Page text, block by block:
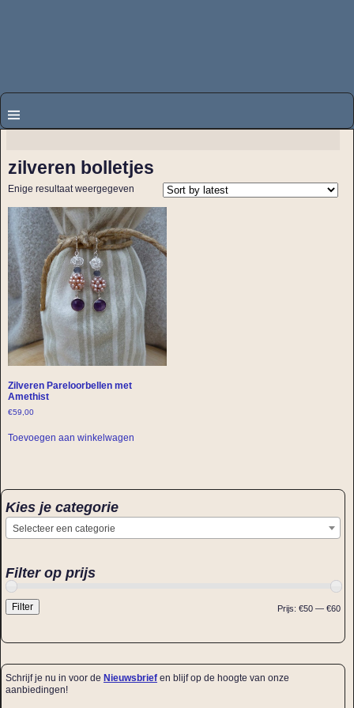
zilveren bolletjes
Enige resultaat weergegeven
Zilveren Pareloorbellen met
Amethist
€59,00
Toevoegen aan winkelwagen
Kies je categorie
Selecteer een categorie
Filter op prijs
Filter Prijs: €50 — €60
Schrijf je nu in voor de Nieuwsbrief en blijf op de hoogte van onze
aanbiedingen!